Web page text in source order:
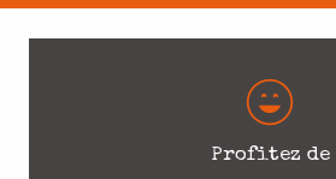
Profitez de